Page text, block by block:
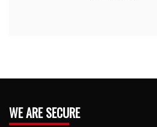
WE ARE SECURE